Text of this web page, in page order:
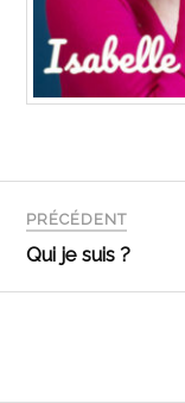
PRÉCÉDENT
Qui je suis ?